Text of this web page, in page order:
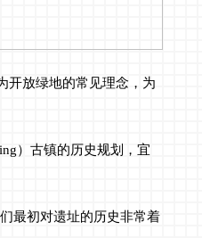
开放绿地的常见理念，为
）古镇的历史规划，宜
最初对遗址的历史非常着